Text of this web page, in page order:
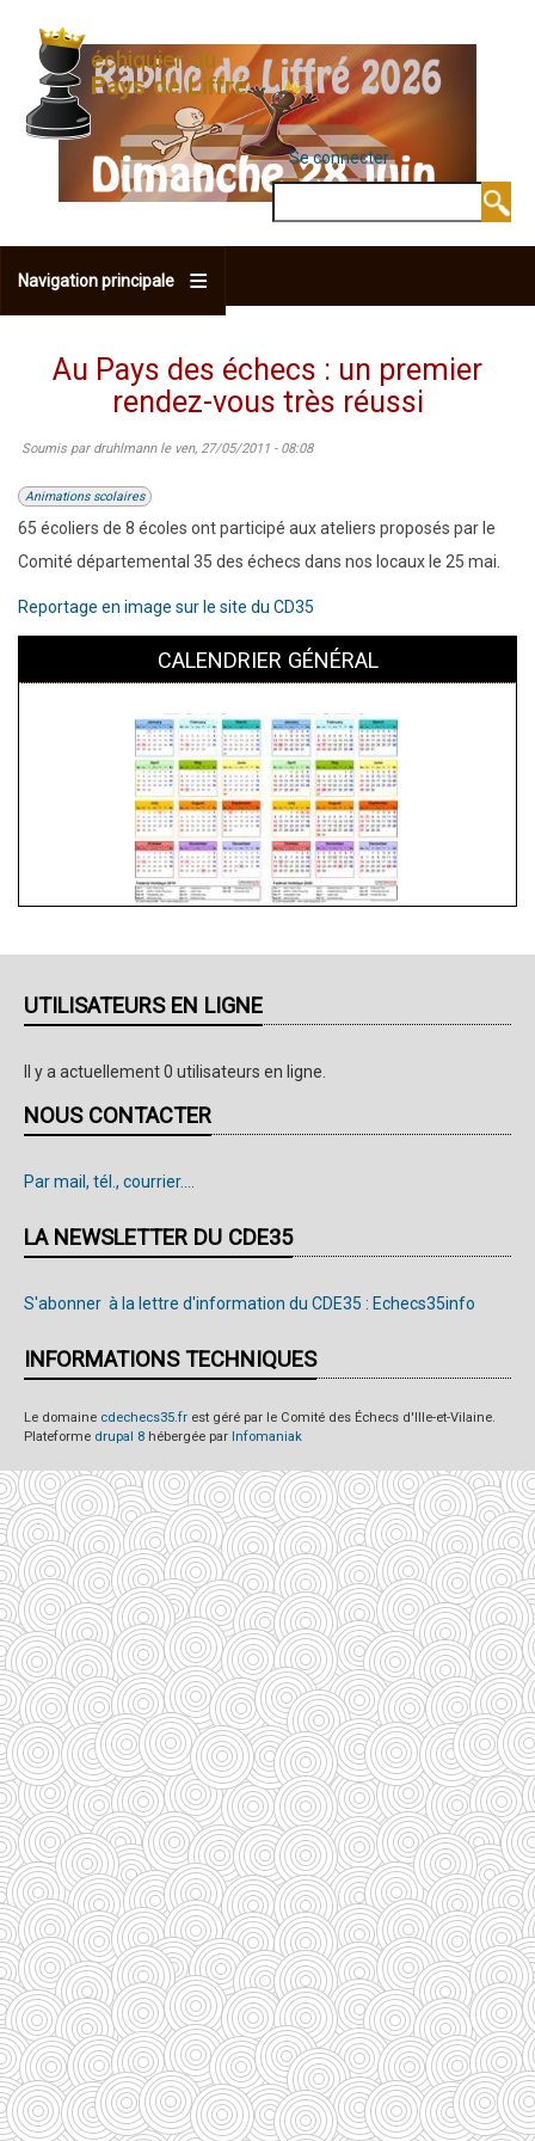
contenu
principal
MENU DU
Se connecter
Navigation principale
Au Pays des échecs : un premier
rendez-vous très réussi
Soumis par druhlmannle ven, 27/05/2011 - 08:08
Animations scolaires
65 écoliers de 8 écoles ont participé aux ateliers proposés par le
Comité départemental 35 des échecs dans nos locaux le 25 mai.
Reportage en image sur le site du CD35
CALENDRIER GÉNÉRAL
UTILISATEURS EN LIGNE
Il y a actuellement 0 utilisateurs en ligne.
NOUS CONTACTER
Par mail, tél., courrier....
LA NEWSLETTER DU CDE35
S'abonner à la lettre d'information du CDE35 : Echecs35info
INFORMATIONS TECHNIQUES
Le domaine cdechecs35.fr est géré par le Comité des Échecs d'Ille-et-Vilaine.
Plateforme drupal 8 hébergée par Infomaniak